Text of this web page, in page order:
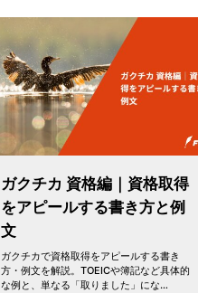
ガクチカ 資格編｜資格取得
をアピールする書き方と例
文
ガクチカで資格取得をアピールする書き
方・例文を解説。TOEICや簿記など具体的
な例と、単なる「取りました」にな…